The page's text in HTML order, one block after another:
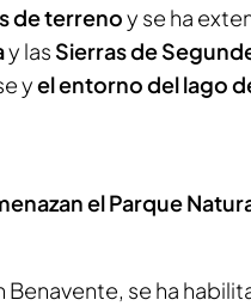
de terrenoy se ha
y las Sierras de
yel entorno del lago
el Parque
Benavente, se ha